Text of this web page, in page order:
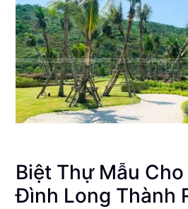
Biệt Thự Mẫu
Đình Long Thành